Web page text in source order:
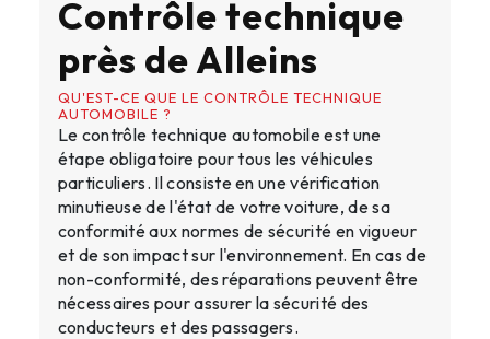
Contrôle technique
près de Alleins
QU'EST-CE QUE LE CONTRÔLE TECHNIQUE
AUTOMOBILE ?
Le contrôle technique automobile est une
étape obligatoire pour tous les véhicules
particuliers. Il consiste en une vérification
minutieuse de l'état de votre voiture, de sa
conformité aux normes de sécurité en vigueur
et de son impact sur l'environnement. En cas de
non-conformité, des réparations peuvent être
nécessaires pour assurer la sécurité des
conducteurs et des passagers.